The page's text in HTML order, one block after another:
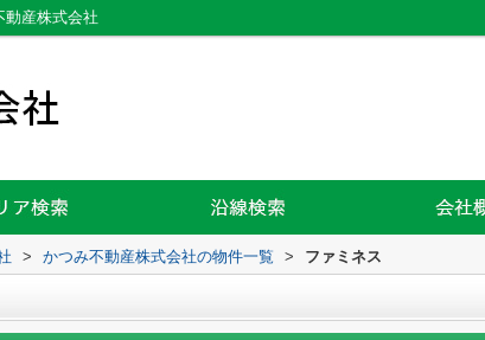
動産株式会社
> かつみ不動産株式会社の物件一覧 > ファミネス